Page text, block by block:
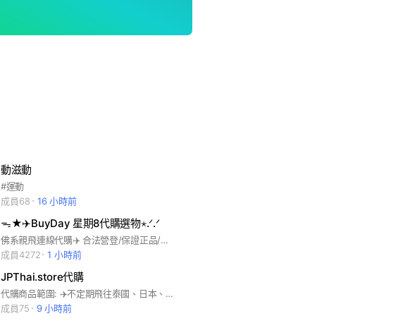
動滋動
#運動
成員68
16 小時前
ᯓ★✈️BuyDay 星期8代購選物⋆.ᐟ.ᐟ
佛系親飛連線代購✈️ 合法營登/保證正品/回過後即可寄出 連線期間限定請跟好呀.ᐟ.ᐟ 歡迎跟著我們一起逛街找寶物🪄 （平時群組不吵不狂發商品訊息） 新進群的大家可以至相片、記事本逛逛 未來去哪裡代購會在群組跟大家說🛫 平時有什麼好物分享/團購優惠 也都會在這分享૮ ♡ﻌ♡ა
成員4272
1 小時前
JPThai.store代購
代購商品範圍: ✈️不定期飛往泰國、日本、韓國連線代購 ️泰星周邊以LingOrm的商品為主 也歡迎許願想買的商品✨✨ 都會盡量滿足各位讓大家買到想要的商品 佛系接～小量預購 目前配送區域僅限台灣地區 ️💜主要有提供以下服飾代購 AlwaysWonder / KeepSilent / MatterMakers
成員75
9 小時前